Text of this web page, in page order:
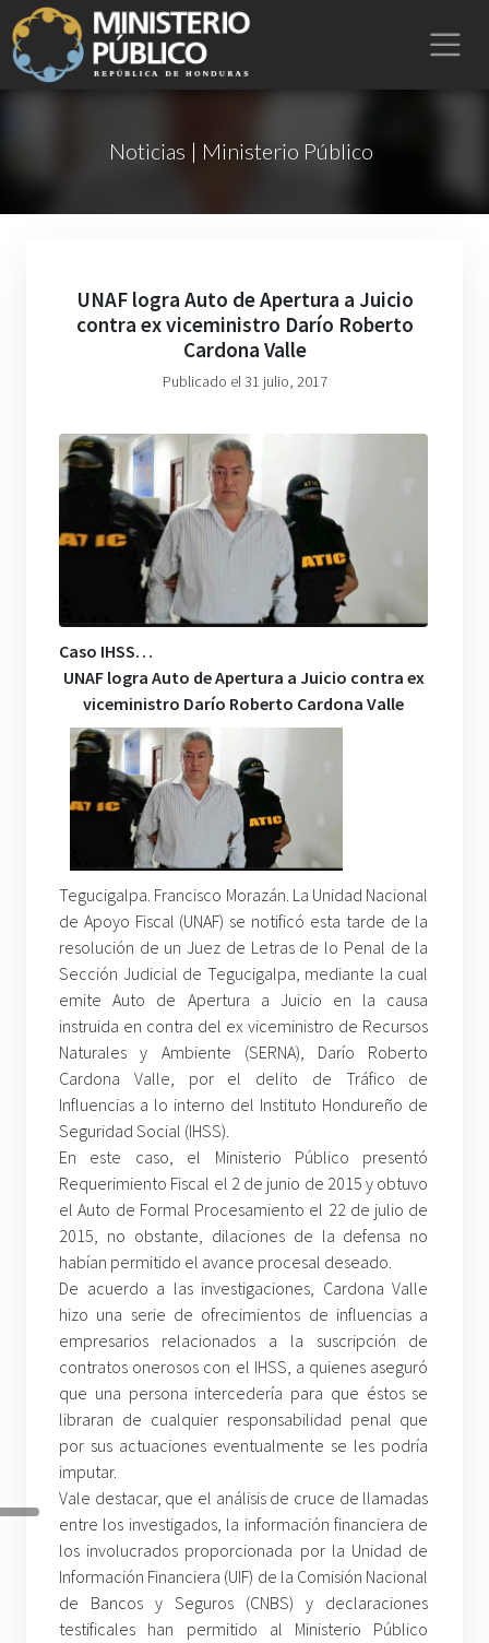
Noticias | Ministerio Público
UNAF logra Auto de Apertura a Juicio
contra ex viceministro Darío Roberto
Cardona Valle
Publicado el 31 julio, 2017
Caso IHSS…
UNAF logra Auto de Apertura a Juicio contra ex
viceministro Darío Roberto Cardona Valle
Tegucigalpa. Francisco Morazán. La Unidad Nacional
de Apoyo Fiscal (UNAF) se notificó esta tarde de la
resolución de un Juez de Letras de lo Penal de la
Sección Judicial de Tegucigalpa, mediante la cual
emite Auto de Apertura a Juicio en la causa
instruida en contra del ex viceministro de Recursos
Naturales y Ambiente (SERNA), Darío Roberto
Cardona Valle, por el delito de Tráfico de
Influencias a lo interno del Instituto Hondureño de
Seguridad Social (IHSS).
En este caso, el Ministerio Público presentó
Requerimiento Fiscal el 2 de junio de 2015 y obtuvo
el Auto de Formal Procesamiento el 22 de julio de
2015, no obstante, dilaciones de la defensa no
habían permitido el avance procesal deseado.
De acuerdo a las investigaciones, Cardona Valle
hizo una serie de ofrecimientos de influencias a
empresarios relacionados a la suscripción de
contratos onerosos con el IHSS, a quienes aseguró
que una persona intercedería para que éstos se
libraran de cualquier responsabilidad penal que
por sus actuaciones eventualmente se les podría
imputar.
Vale destacar, que el análisis de cruce de llamadas
entre los investigados, la información financiera de
los involucrados proporcionada por la Unidad de
Información Financiera (UIF) de la Comisión Nacional
de Bancos y Seguros (CNBS) y declaraciones
testificales han permitido al Ministerio Público